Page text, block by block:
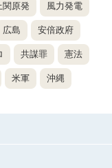
関原発 風力発電
広島 安倍政府
共謀罪 憲法
米軍 沖縄